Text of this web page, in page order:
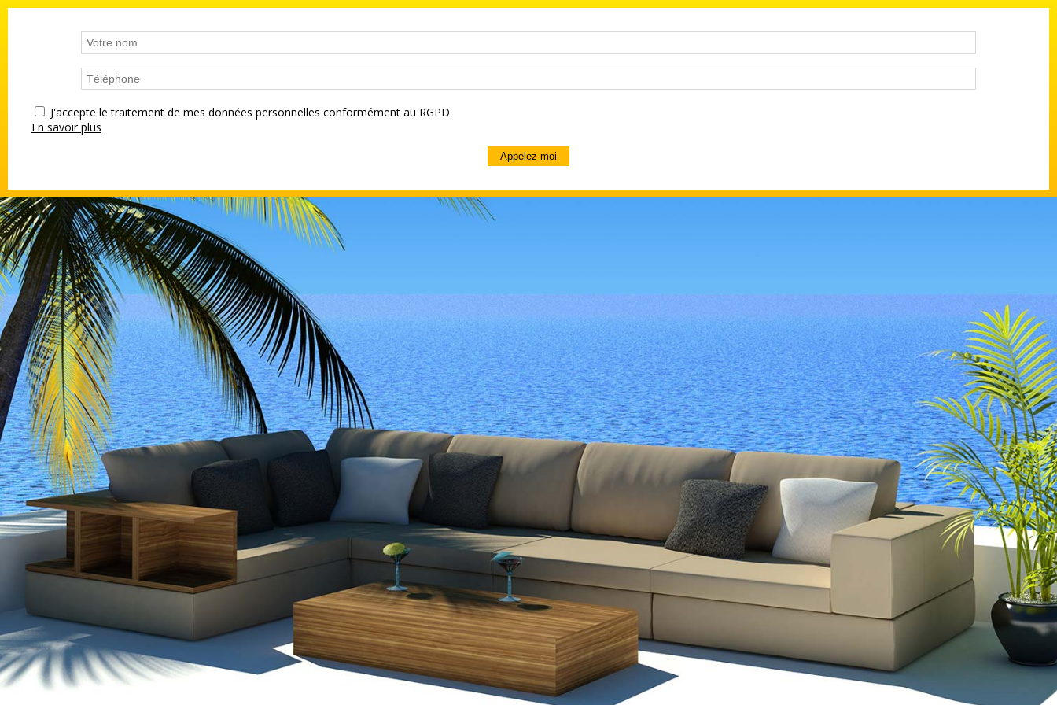
J'accepte le traitement de mes données personnelles conformément au RGPD.
En savoir plus